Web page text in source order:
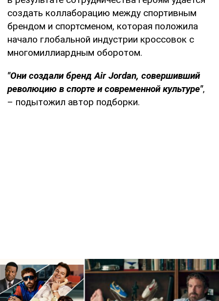
создать коллаборацию между спортивным
брендом и спортсменом, которая положила
начало глобальной индустрии кроссовок с
многомиллиардным оборотом.
"Они создали бренд Air Jordan, совершивший
революцию в спорте и современной культуре",
– подытожил автор подборки.